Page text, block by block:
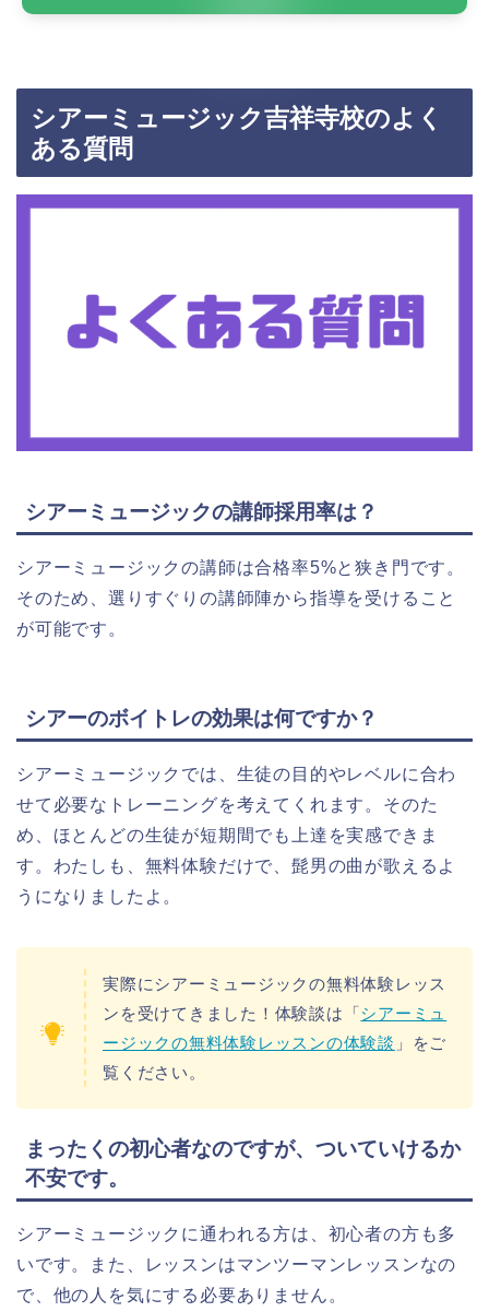
シアーミュージック吉祥寺校のよく
ある質問
シアーミュージックの講師採用率は？
シアーミュージックの講師は合格率5%と狭き門です。
そのため、選りすぐりの講師陣から指導を受けること
が可能です。
シアーのボイトレの効果は何ですか？
シアーミュージックでは、生徒の目的やレベルに合わ
せて必要なトレーニングを考えてくれます。そのた
め、ほとんどの生徒が短期間でも上達を実感できま
す。わたしも、無料体験だけで、髭男の曲が歌えるよ
うになりましたよ。
実際にシアーミュージックの無料体験レッス
ンを受けてきました！体験談は「 シアーミュ
ージックの無料体験レッスンの体験談 」をご
覧ください。
まったくの初心者なのですが、ついていけるか
不安です。
シアーミュージックに通われる方は、初心者の方も多
いです。また、レッスンはマンツーマンレッスンなの
で、他の人を気にする必要ありません。